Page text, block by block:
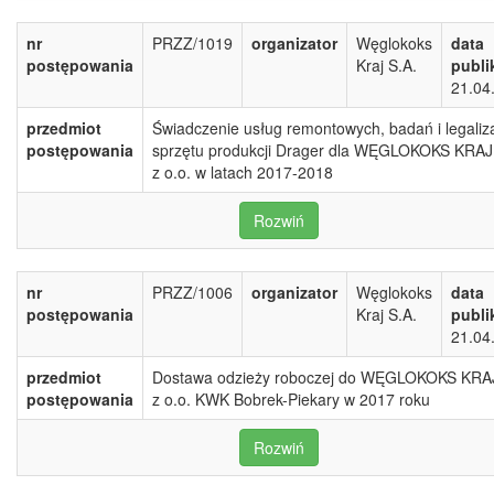
nr
postępowania
PRZZ/1019 organizator
Węglokoks
Kraj S.A.
data
przedmiot
postępowania
Świadczenie usług remontowych, badań i
sprzętu produkcji Drager dla WĘGLOKOKS
z o.o. w latach 2017-2018
Rozwiń
nr
postępowania
PRZZ/1006 organizator
Węglokoks
Kraj S.A.
data
przedmiot
postępowania
Dostawa odzieży roboczej do WĘGLOKOKS
z o.o. KWK Bobrek-Piekary w 2017 roku
Rozwiń